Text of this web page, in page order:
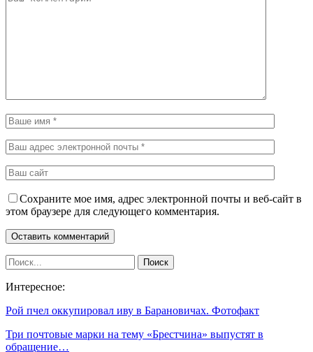
Сохраните мое имя, адрес электронной почты и веб-сайт в
этом браузере для следующего комментария.
Интересное:
Рой пчел оккупировал иву в Барановичах. Фотофакт
Три почтовые марки на тему «Брестчина» выпустят в
обращение…